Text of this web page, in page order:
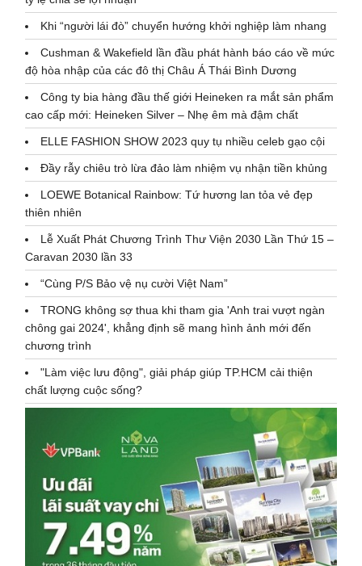
Khi “người lái đò” chuyển hướng khởi nghiệp làm nhang
Cushman & Wakefield lần đầu phát hành báo cáo về mức
độ hòa nhập của các đô thị Châu Á Thái Bình Dương
Công ty bia hàng đầu thế giới Heineken ra mắt sản phẩm
cao cấp mới: Heineken Silver – Nhẹ êm mà đậm chất
ELLE FASHION SHOW 2023 quy tụ nhiều celeb gạo cội
Đầy rẫy chiêu trò lừa đảo làm nhiệm vụ nhận tiền khủng
LOEWE Botanical Rainbow: Tứ hương lan tỏa vẻ đẹp
thiên nhiên
Lễ Xuất Phát Chương Trình Thư Viện 2030 Lần Thứ 15 –
Caravan 2030 lần 33
“Cùng P/S Bảo vệ nụ cười Việt Nam”
TRONG không sợ thua khi tham gia 'Anh trai vượt ngàn
chông gai 2024', khẳng định sẽ mang hình ảnh mới đến
chương trình
"Làm việc lưu động", giải pháp giúp TP.HCM cải thiện
chất lượng cuộc sống?